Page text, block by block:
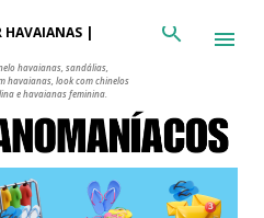
principal
HAVAIANAS |
havaianas, sandálias,
havaianas, look com chinelos
e havaianas feminina.